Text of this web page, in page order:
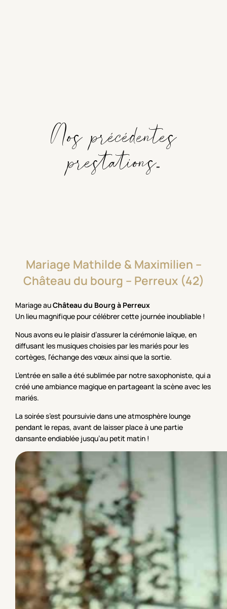
Nos précédentes
prestations...
Mariage Mathilde & Maximilien –
Château du bourg – Perreux (42)
Mariage auChâteau du Bourg à Perreux
Un lieu magnifique pour célébrer cette journée inoubliable !
Nous avons eu le plaisir d’assurer la cérémonie laïque, en
diffusant les musiques choisies par les mariés pour les
cortèges, l’échange des vœux ainsi que la sortie.
L’entrée en salle a été sublimée par notre saxophoniste, qui a
créé une ambiance magique en partageant la scène avec les
mariés.
La soirée s’est poursuivie dans une atmosphère lounge
pendant le repas, avant de laisser place à une partie
dansante endiablée jusqu’au petit matin !